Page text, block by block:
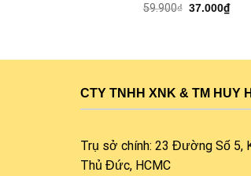
59.900₫ 37.000₫
CTY TNHH XNK & TM HUY
Trụ sở chính: 23 Đường Số 5,
Thủ Đức, HCMC